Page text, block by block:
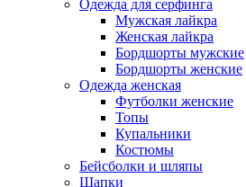
Одежда для серфинга
Мужская лайкра
Женская лайкра
Бордшорты мужские
Бордшорты женские
Одежда женская
Футболки женские
Топы
Купальники
Костюмы
Бейсболки и шляпы
Шапки